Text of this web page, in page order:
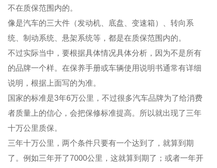
不在质保范围内的。
像是汽车的三大件（发动机、底盘、变速箱）、转向系
统、制动系统、悬架系统等，都是在质保范围内的。
不过实际当中，要根据具体情况具体分析，因为不是所有
的品牌一个样。在保养手册或车辆使用说明书通常有详细
说明，根据上面写的为准。
国家的标准是3年6万公里，不过很多汽车品牌为了给消费
者质量上的信心，会把保修标准提高。所以就出现了三年
十万公里质保。
三年十万公里，两个条件只要有一个达到了，就算到期
了。例如三年开了7000公里，这就算到期了；或者一年开